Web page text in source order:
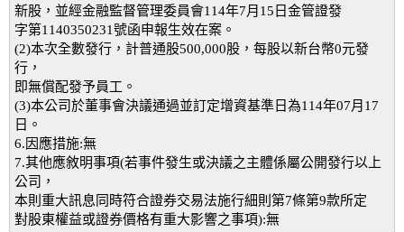
新股，並經金融監督管理委員會114年7月15日金管證發
字第1140350231號函申報生效在案。
(2)本次全數發行，計普通股500,000股，每股以新台幣0元發
行，
即無償配發予員工。
(3)本公司於董事會決議通過並訂定增資基準日為114年07月17
日。
6.因應措施:無
7.其他應敘明事項(若事件發生或決議之主體係屬公開發行以上
公司，
本則重大訊息同時符合證券交易法施行細則第7條第9款所定
對股東權益或證券價格有重大影響之事項):無